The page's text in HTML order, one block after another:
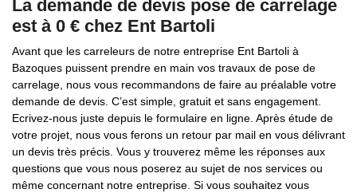
La demande de devis pose de carrelage
est à 0 € chez Ent Bartoli
Avant que les carreleurs de notre entreprise Ent Bartoli à
Bazoques puissent prendre en main vos travaux de pose de
carrelage, nous vous recommandons de faire au préalable votre
demande de devis. C’est simple, gratuit et sans engagement.
Ecrivez-nous juste depuis le formulaire en ligne. Après étude de
votre projet, nous vous ferons un retour par mail en vous délivrant
un devis très précis. Vous y trouverez même les réponses aux
questions que vous nous poserez au sujet de nos services ou
même concernant notre entreprise. Si vous souhaitez vous